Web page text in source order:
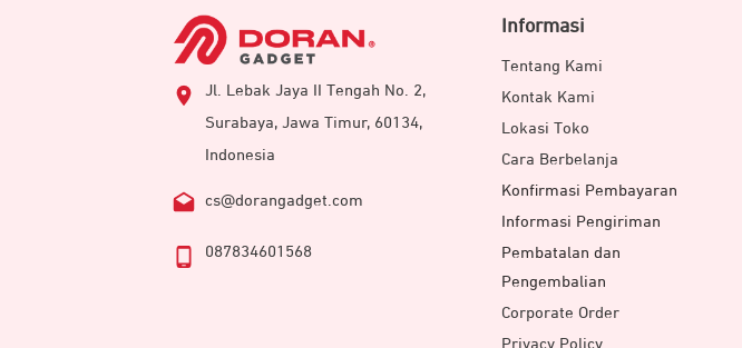
Jl. Lebak Jaya II Tengah No. 2,
Surabaya, Jawa Timur, 60134,
Indonesia
cs@dorangadget.com
087834601568
Informasi
Tentang Kami
Kontak Kami
Lokasi Toko
Cara Berbelanja
Konfirmasi Pembayaran
Informasi Pengiriman
Pembatalan dan
Pengembalian
Corporate Order
Privacy Policy